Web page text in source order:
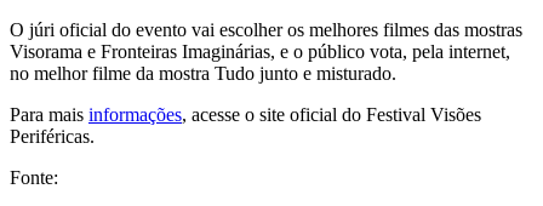
O júri oficial do evento vai escolher os melhores filmes das mostras
Visorama e Fronteiras Imaginárias, e o público vota, pela internet,
no melhor filme da mostra Tudo junto e misturado.
Para mais informações, acesse o site oficial do Festival Visões
Periféricas.
Fonte: